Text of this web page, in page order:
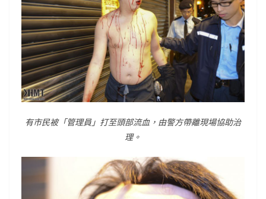
有市民被「管理員」打至頭部流血，由警方帶離現場協助治
理。